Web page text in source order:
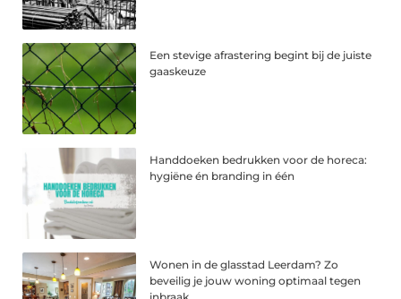
Een stevige afrastering begint bij de juiste
gaaskeuze
Handdoeken bedrukken voor de horeca:
hygiëne én branding in één
Wonen in de glasstad Leerdam? Zo
beveilig je jouw woning optimaal tegen